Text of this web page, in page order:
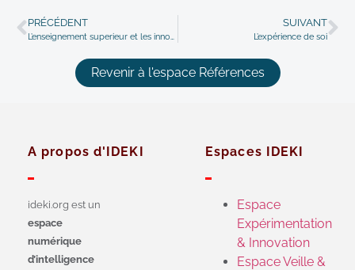
PRÉCÉDENT SUIVANT
L’expérience de soi
Revenir à l'espace Références
A propos d'IDEKI
ideki.org est un
espace
numérique
d’intelligence
Espaces IDEKI
Espace
Expérimentation
& Innovation
Espace Veille &